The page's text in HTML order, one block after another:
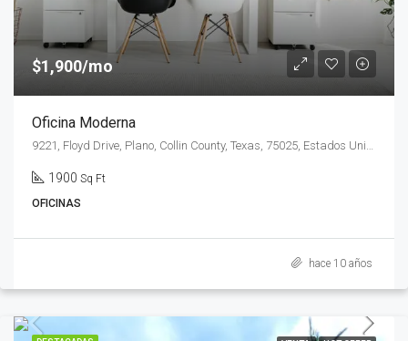
$1,900/mo
Oficina Moderna
1900 Sq Ft
OFICINAS
hace 10 años